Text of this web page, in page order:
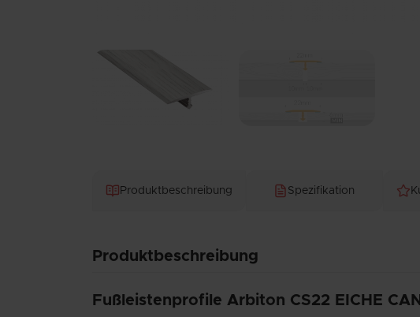
Produktbeschreibung Spezifikation
Produktbeschreibung
Fußleistenprofile Arbiton CS22 EICHE